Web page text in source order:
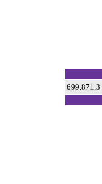
699.871.3